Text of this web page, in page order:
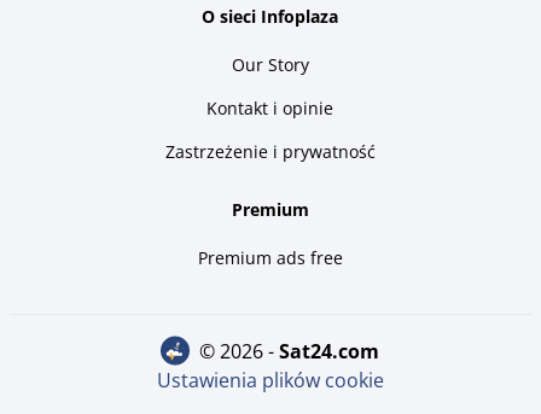
O sieci Infoplaza
Our Story
Kontakt i opinie
Zastrzeżenie i prywatność
Premium
Premium ads free
© 2026 - sat24.com
Ustawienia plików cookie